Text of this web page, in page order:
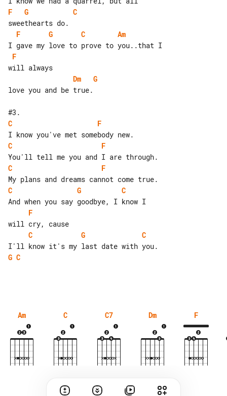
F
G
C
F
G C
Am
F
Dm
G
love you and be true.
C
F
C
F
C
F
C
G
C
F
C
G
C
G C
Am C C7 Dm F